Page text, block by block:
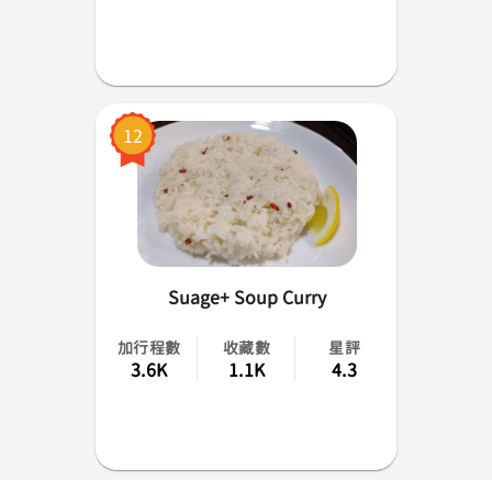
12
Suage+ Soup Curry
加行程數
3.6K
收藏數
1.1K
星評
4.3